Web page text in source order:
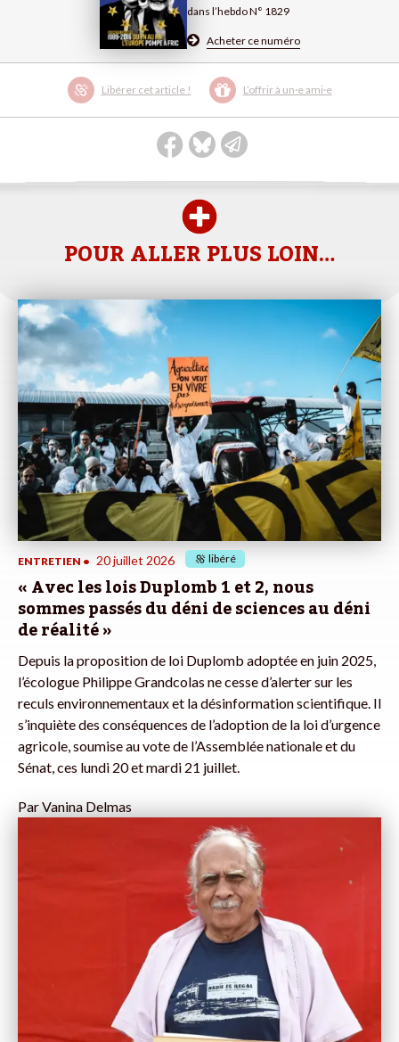
dans l’hebdo N° 1829
Acheter ce numéro
Libérer cet article ! L’offrir à un·e ami·e
POUR ALLER PLUS LOIN…
ENTRETIEN • 20 juillet 2026 libéré
« Avec les lois Duplomb 1 et 2, nous
sommes passés du déni de sciences au déni
de réalité »
Depuis la proposition de loi Duplomb adoptée en juin 2025,
l’écologue Philippe Grandcolas ne cesse d’alerter sur les
reculs environnementaux et la désinformation scientifique. Il
s’inquiète des conséquences de l’adoption de la loi d’urgence
agricole, soumise au vote de l’Assemblée nationale et du
Sénat, ces lundi 20 et mardi 21 juillet.
ParVanina Delmas